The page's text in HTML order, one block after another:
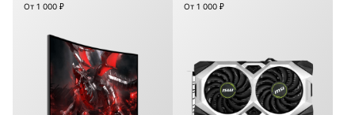
От 1 000 ₽ От 1 000 ₽